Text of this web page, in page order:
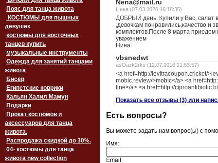
Пояс для танца живота
девушек
костюмы для восточных
танцев купить
музыкальные инструменты
Одежда для занятий танцами
живота
Бисер
Египетские коврики
Кальян Халил Мамун
Подарки
Прокат костюмов и
аксессуаров для танца
живота.
Распродажа скидкой до 30%.
04- костюмы для танца
живота new collection
Nena@mail.ru
Нина (07.03.2020 16:18:35)
ДОБРЫЙ день. Купили у Вас, салат
,девочкам понравились,качество и
комплектов.После 8 марта
уважением
Нина
vbsnedwt
asOazk2rks (12.07.2016 21:53:57)
<a href=http://levitracoupon.cricket/
mobic.review/>mobic</a> <a
line</a> <a href=http://
Показать все отзывы (3) или
Есть вопросы?
Вы можете задать нам вопрос(ы) с
Имя:
Email